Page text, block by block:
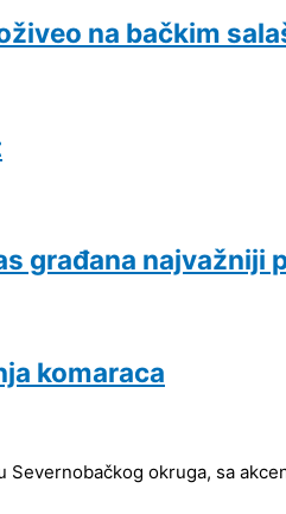
na bačkim
građana najvažniji
komaraca
okruga, sa